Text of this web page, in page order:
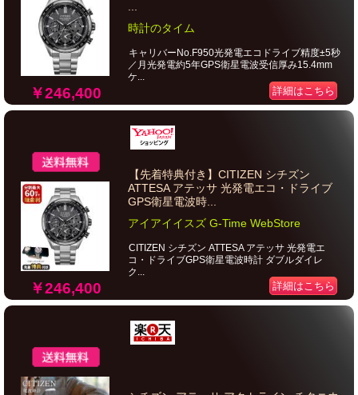
￥246,400
時計のタイム
キャリバーNo.F950光発電エコドライブ精度±5秒
／月光発電約5年GPS衛星電波受信厚み15.4mm
ケ...
詳細はこちら
￥246,400
【先着特典付き】CITIZEN シチズン
ATTESA アテッサ 光発電エコ・ドライブ
GPS衛星電波時...
アイアイイスズ G-Time WebStore
CITIZEN シチズン ATTESA アテッサ 光発電エ
コ・ドライブGPS衛星電波時計 ダブルダイレ
ク...
詳細はこちら